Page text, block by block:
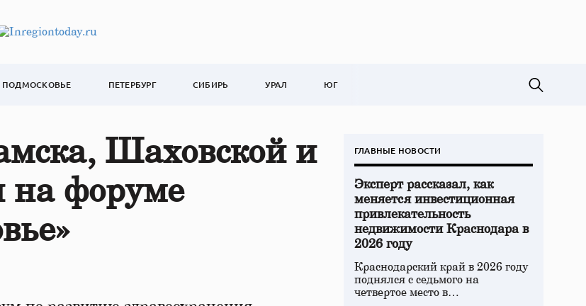
ПОДМОСКОВЬЕ ПЕТЕРБУРГ СИБИРЬ УРАЛ ЮГ
Шаховской и
на форуме
ГЛАВНЫЕ НОВОСТИ
Эксперт рассказал, как
меняется инвестиционная
привлекательность
недвижимости Краснодара в
2026 году
Краснодарский край в 2026 году
поднялся с седьмого на
четвертое место в…